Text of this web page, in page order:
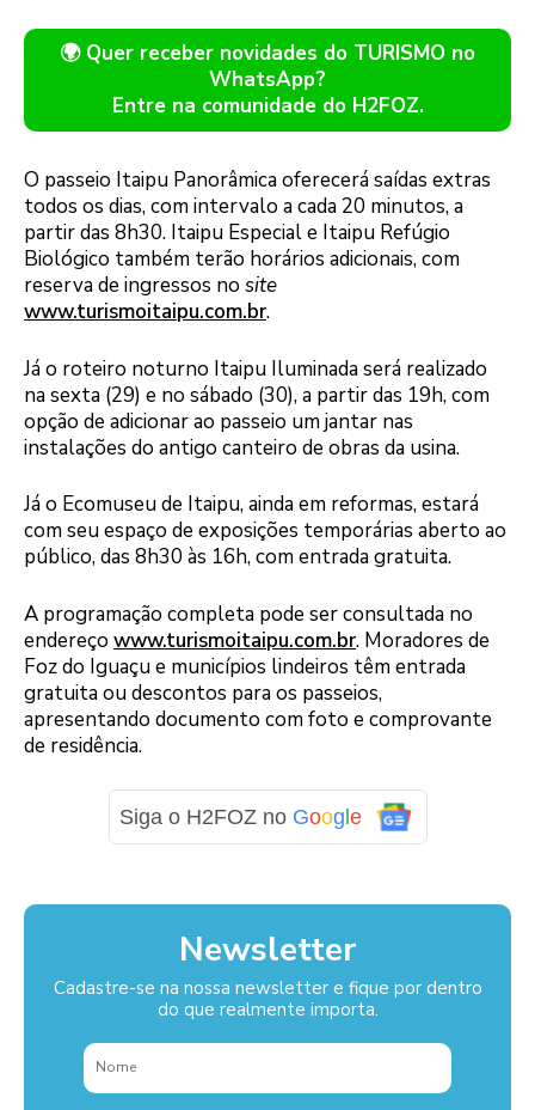
🌍 Quer receber novidades do TURISMO no
WhatsApp?
Entre na comunidade do H2FOZ.
O passeio Itaipu Panorâmica oferecerá saídas extras
todos os dias, com intervalo a cada 20 minutos, a
partir das 8h30. Itaipu Especial e Itaipu Refúgio
Biológico também terão horários adicionais, com
reserva de ingressos no site
www.turismoitaipu.com.br.
Já o roteiro noturno Itaipu Iluminada será realizado
na sexta (29) e no sábado (30), a partir das 19h, com
opção de adicionar ao passeio um jantar nas
instalações do antigo canteiro de obras da usina.
Já o Ecomuseu de Itaipu, ainda em reformas, estará
com seu espaço de exposições temporárias aberto ao
público, das 8h30 às 16h, com entrada gratuita.
A programação completa pode ser consultada no
endereço www.turismoitaipu.com.br. Moradores de
Foz do Iguaçu e municípios lindeiros têm entrada
gratuita ou descontos para os passeios,
apresentando documento com foto e comprovante
de residência.
Siga o H2FOZ no Goog e
Newsletter
Cadastre-se na nossa newsletter e fique por dentro
do que realmente importa.